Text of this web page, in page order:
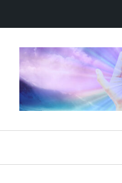
contenido